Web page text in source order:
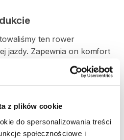
z plików cookie
do spersonalizowania treści
społecznościowe i
ten rower
jazdy. Zapewnia on komfort
Rower nowej ​,​
gravelowymi
Tubeless Ready​,​ 1-
180 cm wzrostu.